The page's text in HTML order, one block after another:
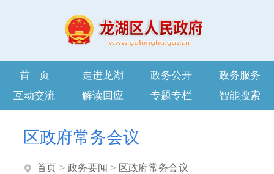
首页 走进龙湖 政务公开
政务服务
互动交流
解读回应 专题专栏 智能搜索
区政府常务会议
首页 > 政务要闻 > 区政府常务会议